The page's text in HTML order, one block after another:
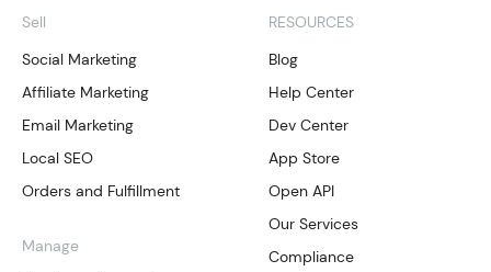
Sell
Social Marketing
Affiliate Marketing
Email Marketing
Local SEO
Orders and Fulfillment
Manage
RESOURCES
Blog
Help Center
Dev Center
App Store
Open API
Our Services
Compliance